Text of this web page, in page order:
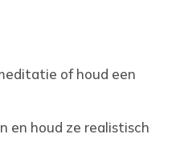
of houd een
en houd ze realistisch